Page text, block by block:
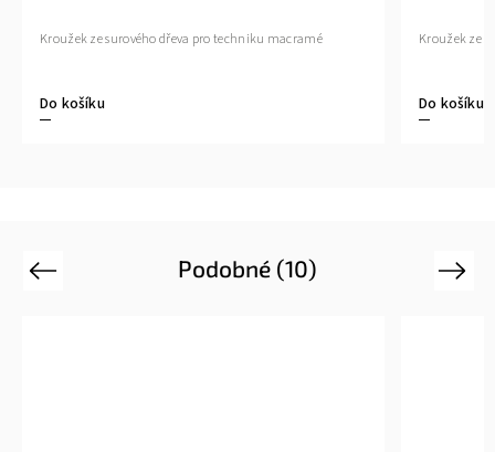
Do košíku
Kroužek ze surového dřeva pro techniku macramé
Do košíku
Kroužek ze
Podobné (10)
Previous Next